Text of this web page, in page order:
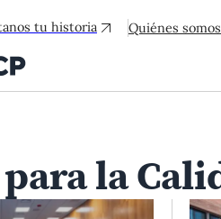
tu historia Quiénes somos
la